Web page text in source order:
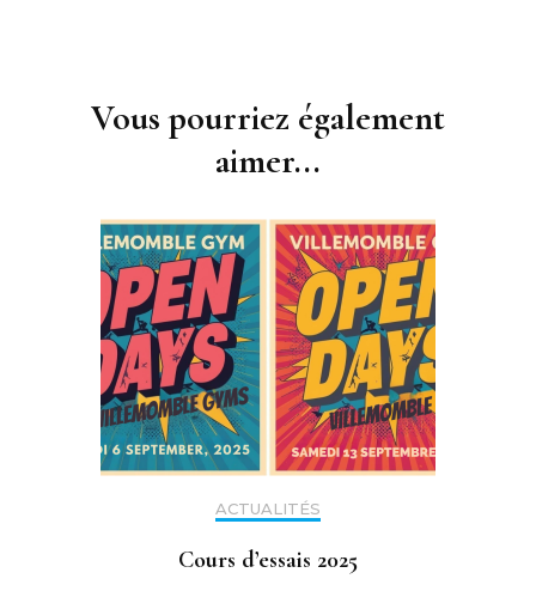
Vous pourriez également
aimer...
ACTUALITÉS
Cours d’essais 2025